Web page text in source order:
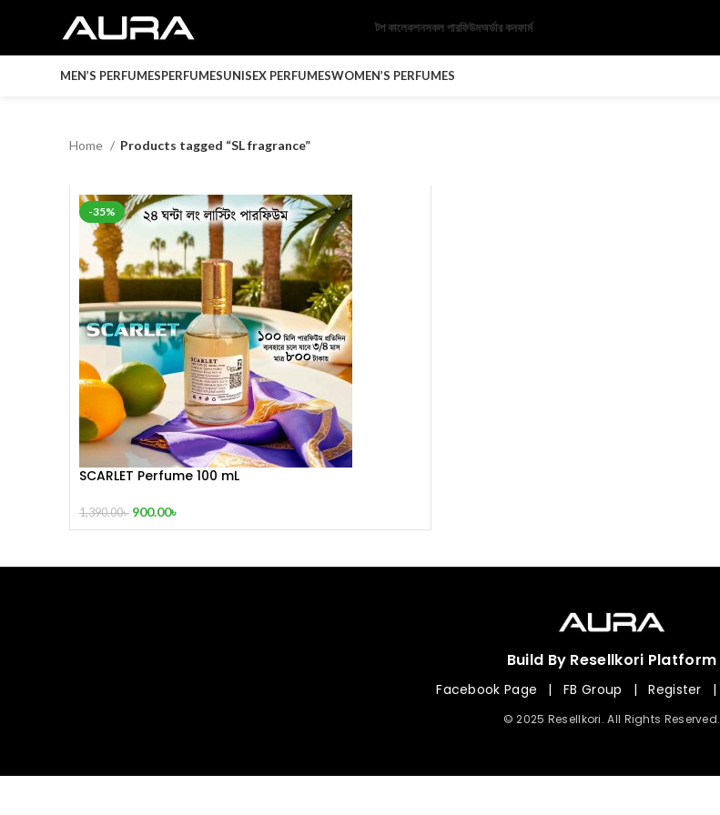
টপ কালেকশনসকল পারফিউমঅর্ডার কনফার্ম
MEN’S PERFUMESPERFUMESUNISEX PERFUMESWOMEN’S PERFUMES
Home Products tagged “SL fragrance”
-35%
SCARLET Perfume 100 mL
1,390.00৳ 900.00৳
Build By Resellkori Platform
Facebook Page | FB Group | Register |
© 2025 Resellkori. All Rights Reserved.